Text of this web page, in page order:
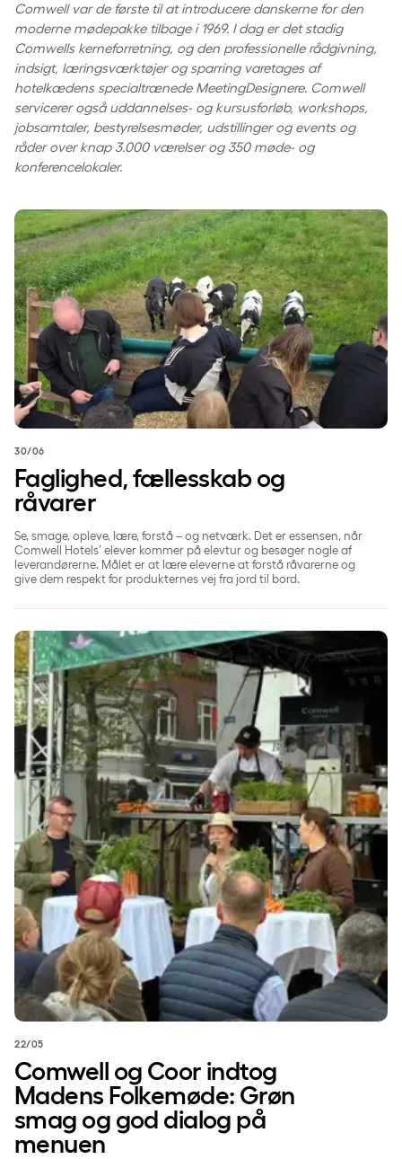
Comwell var de første til at introducere danskerne for den
moderne mødepakke tilbage i 1969. I dag er det stadig
Comwells kerneforretning, og den professionelle rådgivning,
indsigt, læringsværktøjer og sparring varetages af
hotelkædens specialtrænede MeetingDesignere. Comwell
servicerer også uddannelses- og kursusforløb, workshops,
jobsamtaler, bestyrelsesmøder, udstillinger og events og
råder over knap 3.000 værelser og 350 møde- og
konferencelokaler.
Faglighed, fællesskab og råvarer
30/06
Faglighed, fællesskab og
råvarer
Se, smage, opleve, lære, forstå – og netværk. Det er essensen, når
Comwell Hotels’ elever kommer på elevtur og besøger nogle af
leverandørerne. Målet er at lære eleverne at forstå råvarerne og
give dem respekt for produkternes vej fra jord til bord.
Comwell og Coor indtog Madens Folkemøde: Grøn smag
22/05
Comwell og Coor indtog
Madens Folkemøde: Grøn
smag og god dialog på
menuen